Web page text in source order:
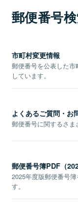
郵便番号
市町村変更情報
郵便番号を公表した
しています。
よくあるご質問・お
郵便番号に関するさま
郵便番号簿PDF（
2025年度版郵便番号
す。